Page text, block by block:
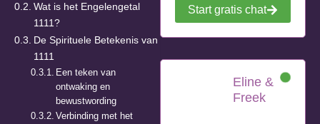
Wat is het Engelengetal
1111?
De Spirituele Betekenis van
1111
Een teken van
ontwaking en
bewustwording
Verbinding met het
Start gratis chat
Eline &
Freek